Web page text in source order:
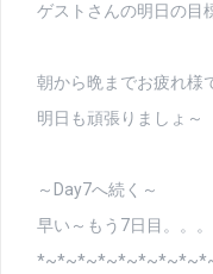
ゲストさんの明日の目
朝から晩までお疲れ様
明日も頑張りましょ～
～Day7へ続く～
早い～もう7日目。。。